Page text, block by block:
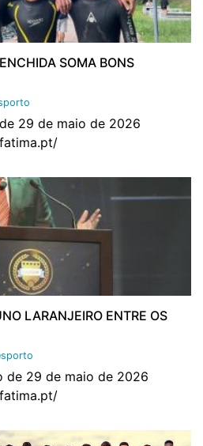
SOMA BONS
29 de maio de 2026
LARANJEIRO ENTRE OS
29 de maio de 2026